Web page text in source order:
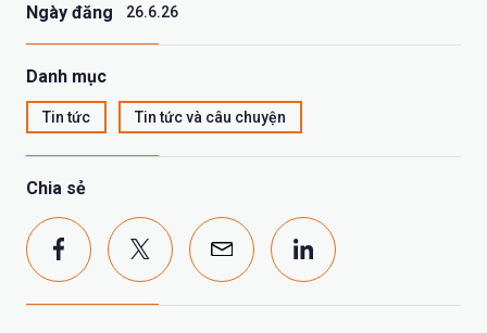
Ngày đăng 26.6.26
Danh mục
Tin tức Tin tức và câu chuyện
Chia sẻ